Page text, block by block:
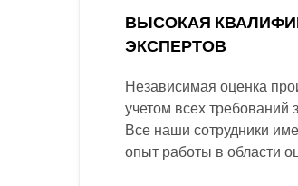
ВЫСОКАЯ
ЭКСПЕРТОВ
Независимая оценка
учетом всех требований
Все наши сотрудники
опыт работы в области